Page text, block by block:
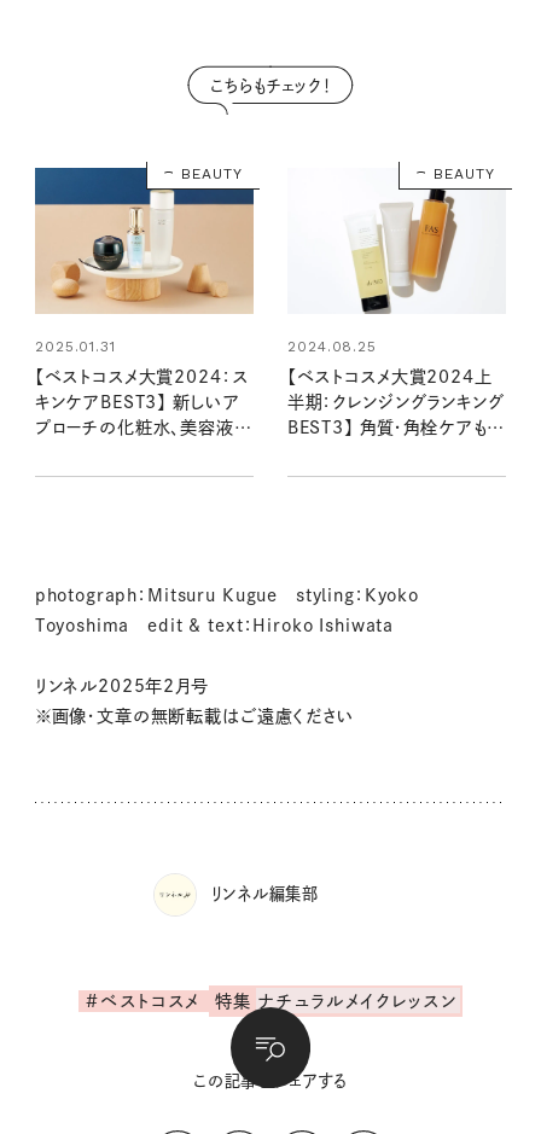
こちらもチェック！
BEAUTY
2025.01.31
【ベストコスメ大賞2024：ス
キンケアBEST3】 新しいア
プローチの化粧水、美容液、
進化が止まらない大人肌の
BEAUTY
2024.08.25
【ベストコスメ大賞2024上
半期：クレンジングランキング
BEST3】 角質・角栓ケアも叶
のプロが選んだのは？
photograph：Mitsuru Kugue styling：Kyoko
Toyoshima edit & text：Hiroko Ishiwata
リンネル2025年2月号
※画像・文章の無断転載はご遠慮ください
リンネル編集部
#ベストコスメ 特集 ナチュラルメイクレッスン
この記事をシェアする